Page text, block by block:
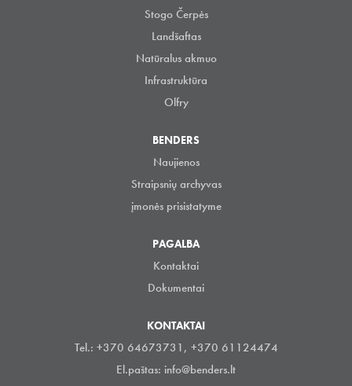
Stogo Čerpės
Landšaftas
Natūralus akmuo
Infrastruktūra
Olfry
BENDERS
Naujienos
Straipsnių archyvas
įmonės prisistatyme
PAGALBA
Kontaktai
Dokumentai
KONTAKTAI
Tel.: +370 64673731, +370 61124474
El.paštas: info@benders.lt